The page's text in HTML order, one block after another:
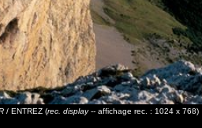
/ ENTREZ (rec. display-- affichage rec. : 1024 x 768)